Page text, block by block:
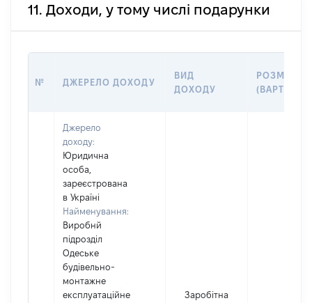
11. Доходи, у тому числі подарунки
№ ДЖЕРЕЛО ДОХОДУ
ВИД
ДОХОДУ
РОЗМІР
(ВАРТІСТЬ)
Джерело
доходу:
Юридична
особа,
зареєстрована
в Україні
Найменування:
Виробнй
підрозділ
Одеське
будівельно-
монтажне
експлуатаційне
Заробітна